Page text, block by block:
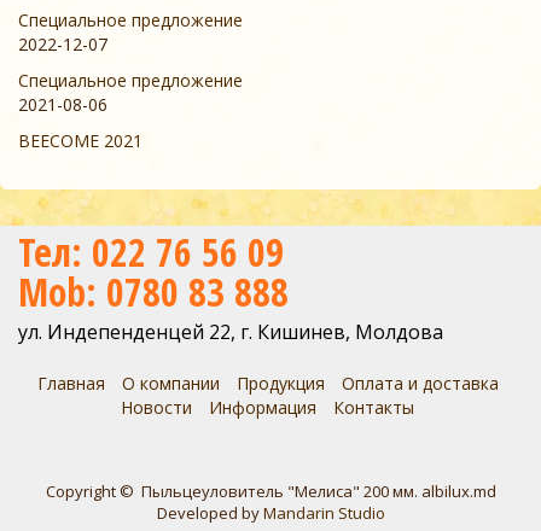
Специальное предложение
2022-12-07
Специальное предложение
2021-08-06
BEECOME 2021
Тел: 022 76 56 09
Mob: 0780 83 888
ул. Индепенденцей 22, г. Кишинев, Молдова
Главная О компании Продукция
Оплата и доставка
Новости
Информация Контакты
Copyright © Пыльцеуловитель "Мелиса" 200 мм. albilux.md
Developed byMandarin Studio